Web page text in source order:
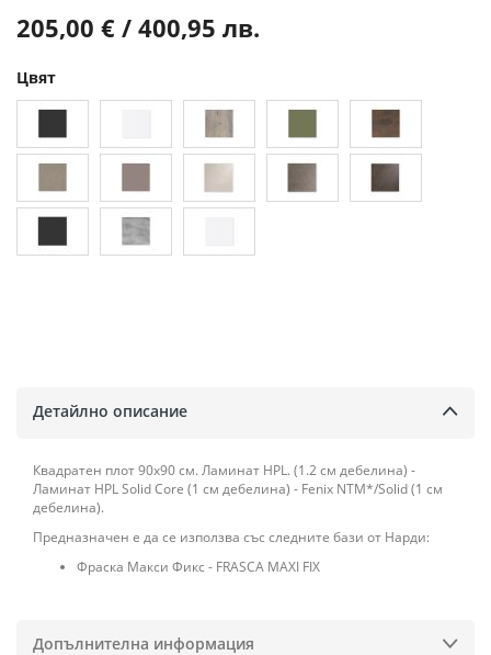
205,00 € / 400,95 лв.
Цвят
Детайлно описание
Квадратен плот 90х90 см. Ламинат HPL. (1.2 см дебелина) -
Ламинат HPL Solid Core (1 см дебелина) - Fenix NTM*/Solid (1 см
дебелина).
Предназначен е да се използва със следните бази от Нарди:
Фраска Макси Фикс - FRASCA MAXI FIX
Допълнителна информация